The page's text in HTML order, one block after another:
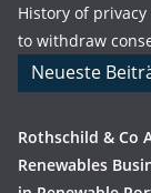
History of
to withdraw
Neueste
Rothschild & Co
Renewables